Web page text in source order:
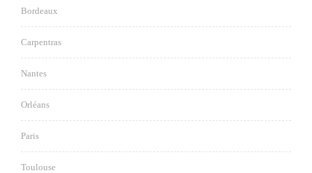
Bordeaux
Carpentras
Nantes
Orléans
Paris
Toulouse